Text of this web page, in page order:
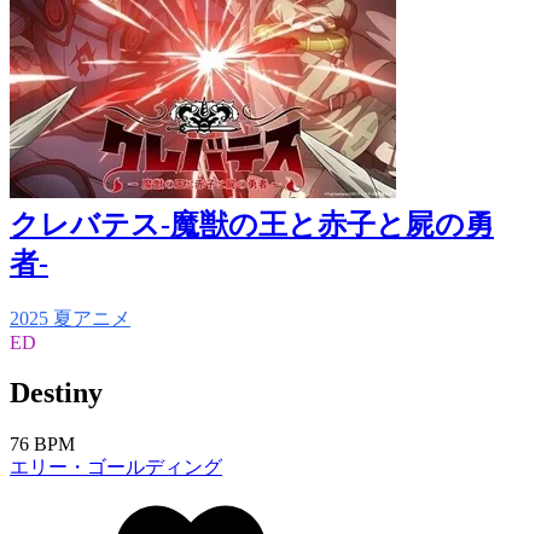
クレバテス-魔獣の王と赤子と屍の勇
者-
2025 夏アニメ
ED
Destiny
76 BPM
エリー・ゴールディング